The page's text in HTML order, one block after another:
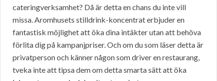
cateringverksamhet? Då är detta en chans du inte vill
missa. Aromhusets stilldrink-koncentrat erbjuder en
fantastisk möjlighet att öka dina intäkter utan att behöva
förlita dig på kampanjpriser. Och om du som läser detta är
privatperson och känner någon som driver en restaurang,
tveka inte att tipsa dem om detta smarta sätt att öka